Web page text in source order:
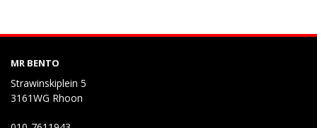
MR BENTO
Strawinskiplein 5
3161WG Rhoon